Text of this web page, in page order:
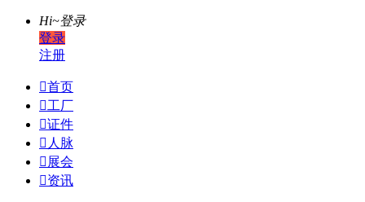
Hi~登录
登录
注册
首页
工厂
证件
 人脉
 展会
资讯